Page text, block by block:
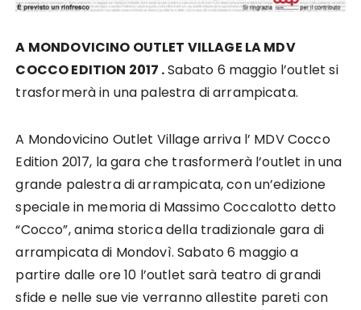
A MONDOVICINO OUTLET VILLAGE LA MDV
COCCO EDITION 2017 .Sabato 6 maggio l’outlet si
trasformerà in una palestra di arrampicata.
A Mondovicino Outlet Village arriva l’ MDV Cocco
Edition 2017, la gara che trasformerà l’outlet in una
grande palestra di arrampicata, con un’edizione
speciale in memoria di Massimo Coccalotto detto
“Cocco”, anima storica della tradizionale gara di
arrampicata di Mondovì. Sabato 6 maggio a
partire dalle ore 10 l’outlet sarà teatro di grandi
sfide e nelle sue vie verranno allestite pareti con